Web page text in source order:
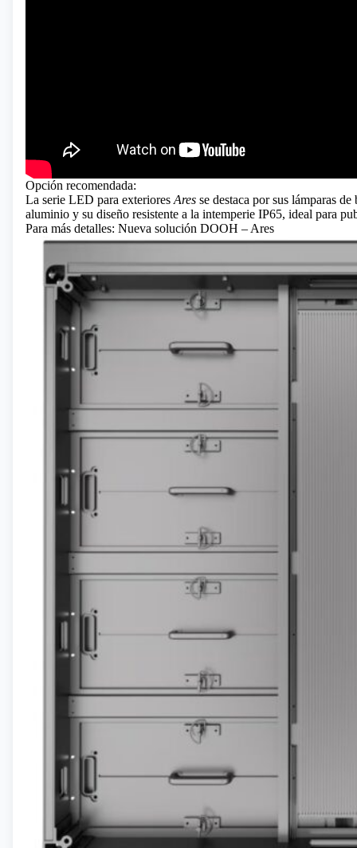
Opción recomendada:
La serie LED para exteriores Ares se destaca por sus lámparas
aluminio y su diseño resistente a la intemperie IP65, ideal para
Para más detalles: Nueva solución DOOH – Ares